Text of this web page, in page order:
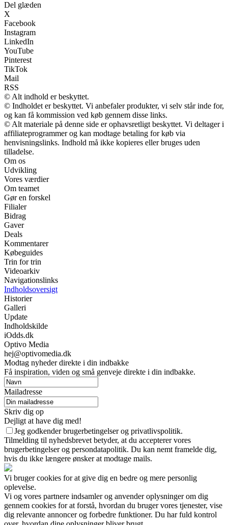
Del glæden
X
Facebook
Instagram
LinkedIn
YouTube
Pinterest
TikTok
Mail
RSS
© Alt indhold er beskyttet.
© Indholdet er beskyttet. Vi anbefaler produkter, vi selv står inde for,
og kan få kommission ved køb gennem disse links.
© Alt materiale på denne side er ophavsretligt beskyttet. Vi deltager i
affiliateprogrammer og kan modtage betaling for køb via
henvisningslinks. Indhold må ikke kopieres eller bruges uden
tilladelse.
Om os
Udvikling
Vores værdier
Om teamet
Gør en forskel
Filialer
Bidrag
Gaver
Deals
Kommentarer
Købeguides
Trin for trin
Videoarkiv
Navigationslinks
Indholdsoversigt
Historier
Galleri
Update
Indholdskilde
iOdds.dk
Optivo Media
hej@optivomedia.dk
Modtag nyheder direkte i din indbakke
Få inspiration, viden og små genveje direkte i din indbakke.
Mailadresse
Skriv dig op
Dejligt at have dig med!
Jeg godkender brugerbetingelser og privatlivspolitik.
Tilmelding til nyhedsbrevet betyder, at du accepterer vores
brugerbetingelser og persondatapolitik. Du kan nemt framelde dig,
hvis du ikke længere ønsker at modtage mails.
Vi bruger cookies for at give dig en bedre og mere personlig
oplevelse.
Vi og vores partnere indsamler og anvender oplysninger om dig
gennem cookies for at forstå, hvordan du bruger vores tjenester, vise
dig relevante annoncer og forbedre funktioner. Du har fuld kontrol